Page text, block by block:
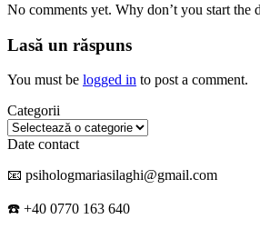
No comments yet. Why don’t you start the
Lasă un răspuns
You must be logged in to post a comment.
Categorii
Categorii
Date contact
📧 psihologmariasilaghi@gmail.com
☎️ +40 0770 163 640